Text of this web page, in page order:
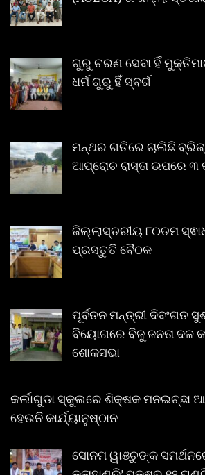
ଗୁରୁ ଚରଣ ସେବା ହିଁ
ଧର୍ମ ଗୁରୁ ହିଁ ସ୍ବର୍ଗ
ମନ୍ଥର ଗତିରେ ଚାଲିଛି ବ୍ରିଜ୍
ଆପ୍ରୋଚ ରାସ୍ତା ଉପରେ ୩
ଜିଲ୍ଲାସ୍ତରୀୟ ୮୦ତମ
ପ୍ରସ୍ତୁତି ବୈଠକ
ପୂର୍ବତନ ମନ୍ତ୍ରୀ ଦିବଂଗତ
ବିୟୋଗରେ ବିଜୁ ଜନତା ଦଳ
ଶୋକସଭା
କର୍ଲାଗୁଡା ସ୍କୁଲରେ ଶିକ୍ଷକ ମନଇଚ୍ଛା
ହେଉନି କାର୍ଯ୍ୟାନୁଷ୍ଠାନ
ସୋନମ ୱାଞ୍ଚୁଙ୍କ